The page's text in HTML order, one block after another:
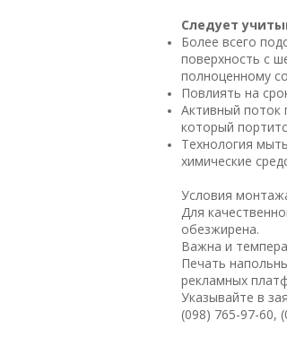
Следует
Более всего
поверхность с
полноценному
Повлиять на
Активный поток
который
Технология
химические
Условия
Для
обезжирена.
Важна и
Печать
рекламных
Указывайте в
(098) 765-97-60,